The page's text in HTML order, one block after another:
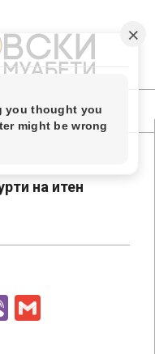
на итен
Viber